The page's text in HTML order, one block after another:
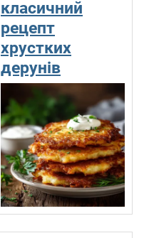
класичний
рецепт
хрустких
дерунів